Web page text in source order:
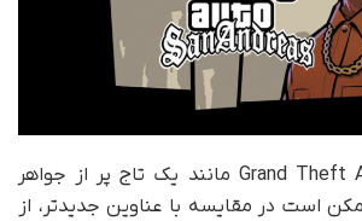
فرنچایز Grand Theft Auto (GTA) مانند یک تاج پر از جواهر
است در مقایسه با عناوین جدیدتر، از